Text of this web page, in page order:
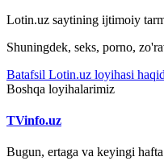
Lotin.uz saytining ijtimoiy
Shuningdek, seks, porno,
Batafsil Lotin.uz loyihasi
Boshqa loyihalarimiz
TVinfo.uz
Bugun, ertaga va keyingi